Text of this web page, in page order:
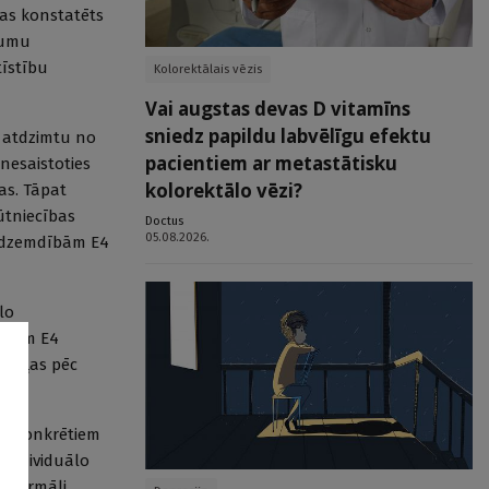
konstatēts
atdzimtu no
Tāpat
E4
E4
pēc
konkrētiem
individuālo
Kolorektālais vēzis
Vai augstas devas D vitamīns
sniedz papildu labvēlīgu efektu
pacientiem ar metastātisku
kolorektālo vēzi?
Doctus
05.08.2026.